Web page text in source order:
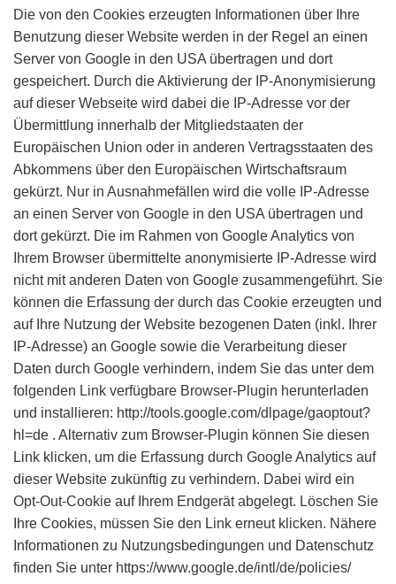
Die von den Cookies erzeugten Informationen über Ihre
Benutzung dieser Website werden in der Regel an einen
Server von Google in den USA übertragen und dort
gespeichert. Durch die Aktivierung der IP-Anonymisierung
auf dieser Webseite wird dabei die IP-Adresse vor der
Übermittlung innerhalb der Mitgliedstaaten der
Europäischen Union oder in anderen Vertragsstaaten des
Abkommens über den Europäischen Wirtschaftsraum
gekürzt. Nur in Ausnahmefällen wird die volle IP-Adresse
an einen Server von Google in den USA übertragen und
dort gekürzt. Die im Rahmen von Google Analytics von
Ihrem Browser übermittelte anonymisierte IP-Adresse wird
nicht mit anderen Daten von Google zusammengeführt. Sie
können die Erfassung der durch das Cookie erzeugten und
auf Ihre Nutzung der Website bezogenen Daten (inkl. Ihrer
IP-Adresse) an Google sowie die Verarbeitung dieser
Daten durch Google verhindern, indem Sie das unter dem
folgenden Link verfügbare Browser-Plugin herunterladen
und installieren: http://tools.google.com/dlpage/gaoptout?
hl=de . Alternativ zum Browser-Plugin können Sie diesen
Link klicken, um die Erfassung durch Google Analytics auf
dieser Website zukünftig zu verhindern. Dabei wird ein
Opt-Out-Cookie auf Ihrem Endgerät abgelegt. Löschen Sie
Ihre Cookies, müssen Sie den Link erneut klicken. Nähere
Informationen zu Nutzungsbedingungen und Datenschutz
finden Sie unter https://www.google.de/intl/de/policies/